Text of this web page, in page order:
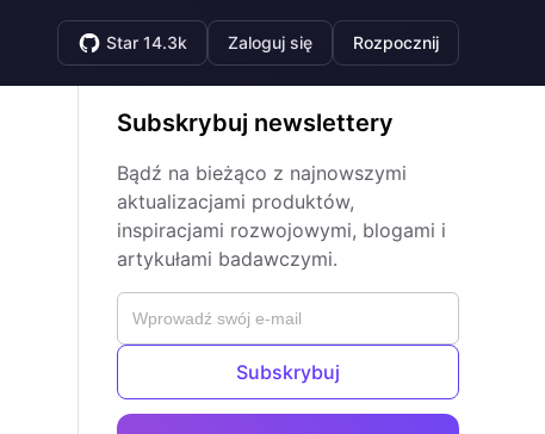
Star 14.3k Zaloguj się Rozpocznij
Subskrybuj newslettery
Bądź na bieżąco z najnowszymi
aktualizacjami produktów,
inspiracjami rozwojowymi, blogami i
artykułami badawczymi.
Subskrybuj